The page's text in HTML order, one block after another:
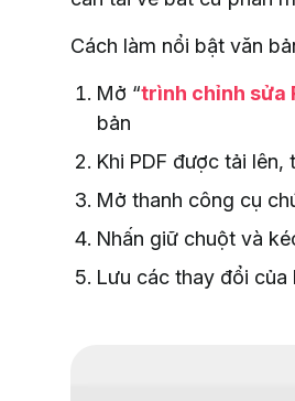
Cách làm nổi bật văn
Mở “trình chỉnh sửa
bản
Khi PDF được tải
Mở thanh công cụ
Nhấn giữ chuột và
Lưu các thay đổi của